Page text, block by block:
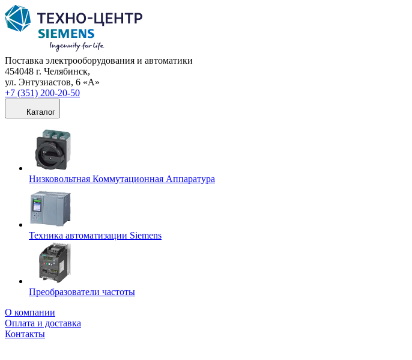
Поставка электрооборудования и автоматики
454048 г. Челябинск,
ул. Энтузиастов, 6 «А»
+7 (351) 200-20-50
Каталог
Низковольтная Коммутационная Аппаратура
Техника автоматизации Siemens
Преобразователи частоты
О компании
Оплата и доставка
Контакты